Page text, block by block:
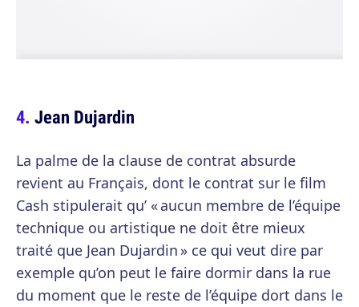
Jean Dujardin
La palme de la clause de contrat absurde
revient au Français, dont le contrat sur le film
Cash stipulerait qu’ « aucun membre de l’équipe
technique ou artistique ne doit être mieux
traité que Jean Dujardin » ce qui veut dire par
exemple qu’on peut le faire dormir dans la rue
du moment que le reste de l’équipe dort dans le